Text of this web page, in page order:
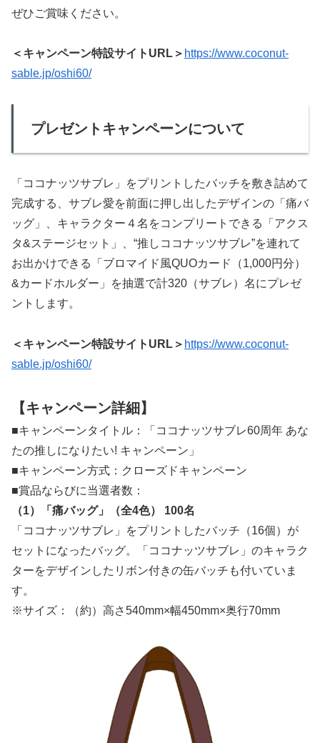
ぜひご賞味ください。
＜キャンペーン特設サイトURL＞ https://www.coconut-
sable.jp/oshi60/
プレゼントキャンペーンについて
「ココナッツサブレ」をプリントしたバッチを敷き詰めて
完成する、サブレ愛を前面に押し出したデザインの「痛バ
ッグ」、キャラクター４名をコンプリートできる「アクス
タ&ステージセット」、“推しココナッツサブレ”を連れて
お出かけできる「ブロマイド風QUOカード（1,000円分）
&カードホルダー」を抽選で計320（サブレ）名にプレゼ
ントします。
＜キャンペーン特設サイトURL＞ https://www.coconut-
sable.jp/oshi60/
【キャンペーン詳細】
■キャンペーンタイトル：「ココナッツサブレ60周年 あな
たの推しになりたい! キャンペーン」
■キャンペーン方式：クローズドキャンペーン
■賞品ならびに当選者数：
（1）「痛バッグ」（全4色） 100名
「ココナッツサブレ」をプリントしたバッチ（16個）が
セットになったバッグ。「ココナッツサブレ」のキャラク
ターをデザインしたリボン付きの缶バッチも付いていま
す。
※サイズ：（約）高さ540mm×幅450mm×奥行70mm